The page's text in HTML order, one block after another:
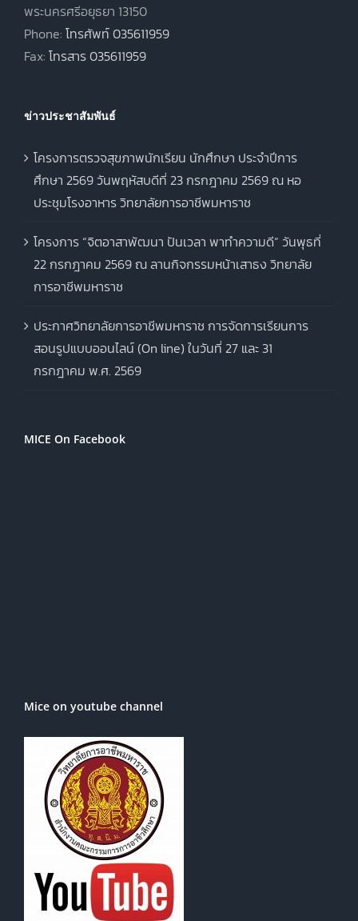
พระนครศรีอยุธยา 13150
Phone: โทรศัพท์ 035611959
Fax: โทรสาร 035611959
ข่าวประชาสัมพันธ์
โครงการตรวจสุขภาพนักเรียน นักศึกษา ประจำปีการ
ศึกษา 2569 วันพฤหัสบดีที่ 23 กรกฎาคม 2569 ณ หอ
ประชุมโรงอาหาร วิทยาลัยการอาชีพมหาราช
โครงการ “จิตอาสาพัฒนา ปันเวลา พาทำความดี” วันพุธที่
22 กรกฎาคม 2569 ณ ลานกิจกรรมหน้าเสาธง วิทยาลัย
การอาชีพมหาราช
ประกาศวิทยาลัยการอาชีพมหาราช การจัดการเรียนการ
สอนรูปแบบออนไลน์ (On line) ในวันที่ 27 และ 31
กรกฎาคม พ.ศ. 2569
MICE On Facebook
Mice on youtube channel